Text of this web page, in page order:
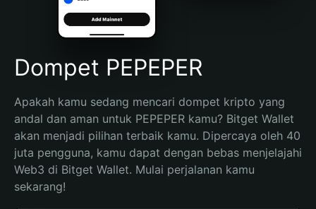
Português (Brasil)
Español (Argentina)
Dompet PEPEPER
Apakah kamu sedang mencari dompet kripto yang
andal dan aman untuk PEPEPER kamu? Bitget Wallet
akan menjadi pilihan terbaik kamu. Dipercaya oleh 40
juta pengguna, kamu dapat dengan bebas menjelajahi
Web3 di Bitget Wallet. Mulai perjalanan kamu
sekarang!